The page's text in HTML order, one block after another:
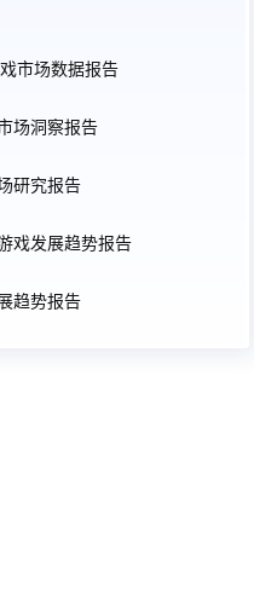
市场数据报告
场洞察报告
研究报告
戏发展趋势报告
趋势报告